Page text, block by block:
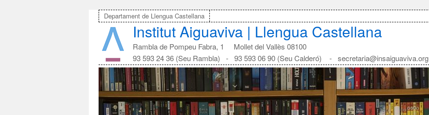
Departament de Llengua Castellana
Institut Aiguaviva | Llengua Castellana
Rambla de Pompeu Fabra, 1 Mollet del Vallès 08100
93 593 24 36 (Seu Rambla) - 93 593 06 90 (Seu Calderó) - secretaria@insaiguaviva.org